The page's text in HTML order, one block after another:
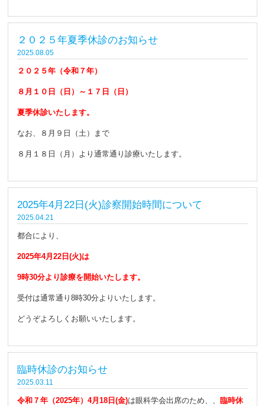
２０２５年夏季休診のお知らせ
2025.08.05
２ ０２５年（令和７年）
８月１０日（日）～１７日（日）
夏季休診いたします。
なお、８月９日（土）まで
８月１８日（月）より通常通り診療いたします。
2025年4月22日(火)診察開始時間について
2025.04.21
都合により、
2025年4月22日(火)は
9時30分より診療を開始いたします。
受付は通常通り8時30分よりいたします。
どうぞよろしくお願いいたします。
臨時休診のお知らせ
2025.03.11
令和７年（2025年）4月18日(金)は眼科学会出席のため、、 臨時休